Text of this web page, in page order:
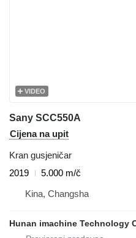
VIDEO
Sany SCC550A
Cijena na upit
Kran gusjeničar
2019
5.000 m/č
Kina, Changsha
Hunan imachine Technology